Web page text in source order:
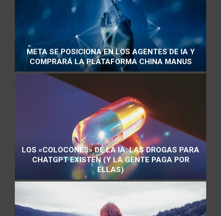
META SE POSICIONA EN LOS AGENTES DE IA Y
COMPRARÁ LA PLATAFORMA CHINA MANUS
LOS «COLOCONES» DE LA IA: LAS DROGAS PARA
CHATGPT EXISTEN (Y LA GENTE PAGA POR
ELLAS)